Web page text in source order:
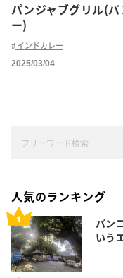
パンジャブグリル(
ー)
インドカレー
2025/03/04
人気のランキング
バン
いう